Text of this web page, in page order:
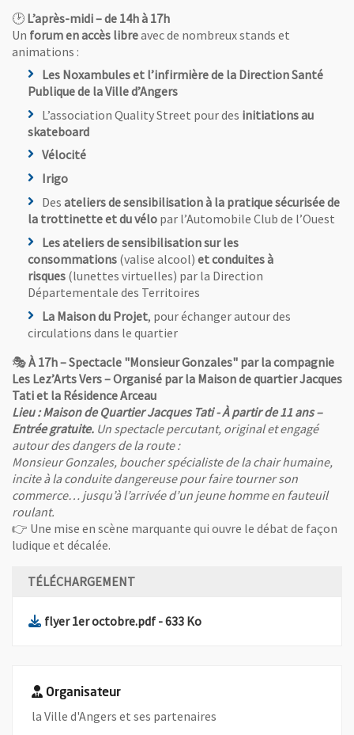
🕑 L’après-midi – de 14h à 17h
Un forum en accès libreavec de nombreux stands et
animations :
Les Noxambules et l’infirmière de la Direction Santé
Publique de la Ville d’Angers
L’association Quality Street pour des initiations au
skateboard
Vélocité
Irigo
Des ateliers de sensibilisation à la pratique sécurisée de
la trottinette et du vélo par l’Automobile Club de l’Ouest
Les ateliers de sensibilisation sur les
consommations (valise alcool) et conduites à
risques (lunettes virtuelles) par la Direction
Départementale des Territoires
La Maison du Projet, pour échanger autour des
circulations dans le quartier
🎭À 17h – Spectacle "Monsieur Gonzales" par la compagnie
Les Lez’Arts Vers – Organisé par la Maison de quartier Jacques
Tati et la Résidence Arceau
Lieu : Maison de Quartier Jacques Tati - À partir de 11 ans –
Entrée gratuite. Un spectacle percutant, original et engagé
autour des dangers de la route :
Monsieur Gonzales, boucher spécialiste de la chair humaine,
incite à la conduite dangereuse pour faire tourner son
commerce… jusqu’à l’arrivée d’un jeune homme en fauteuil
roulant.
👉 Une mise en scène marquante qui ouvre le débat de façon
ludique et décalée.
TÉLÉCHARGEMENT
flyer 1er octobre.pdf, Fichier au format Pdf
- 633 Ko, Ouvre une nouvelle fenêtre
Organisateur
la Ville d'Angers et ses partenaires